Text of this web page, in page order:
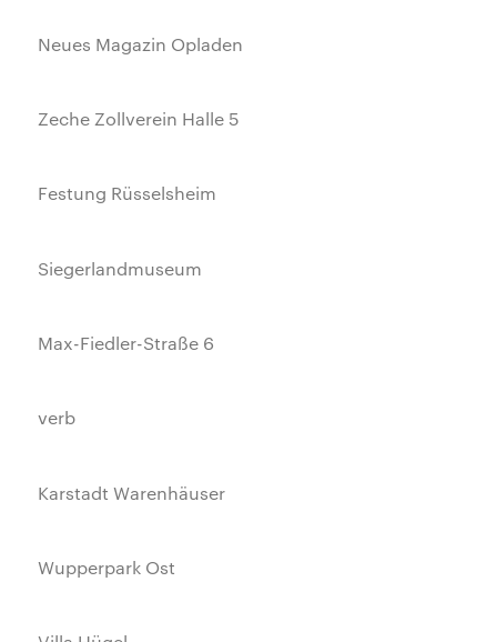
Neues Magazin Opladen
Zeche Zollverein Halle 5
Festung Rüsselsheim
Siegerlandmuseum
Max-Fiedler-Straße 6
verb
Karstadt Warenhäuser
Wupperpark Ost